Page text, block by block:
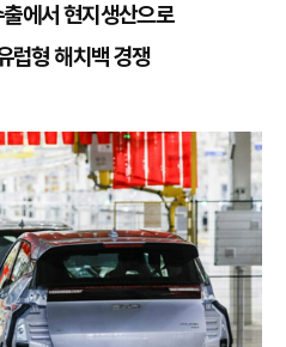
에서 현지생산으로
럽형 해치백 경쟁